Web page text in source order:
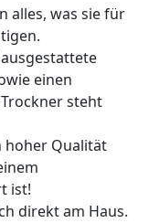
alles, was sie für
einen
steht
hoher Qualität
ist!
direkt am Haus.